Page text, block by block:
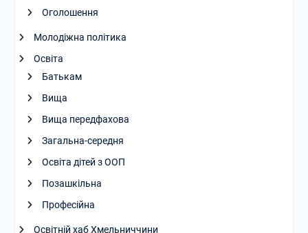
Оголошення
Молодіжна політика
Освіта
Батькам
Вища
Вища передфахова
Загальна-середня
Освіта дітей з ООП
Позашкільна
Професійна
Освітній хаб Хмельниччини